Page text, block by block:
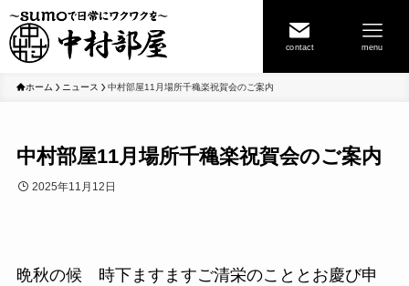
contact menu
ホーム ニュース 中村部屋11月場所千穐楽祝賀会のご案内
中村部屋11月場所千穐楽祝賀会のご案内
2025年11月12日
晩秋の候 時下ますますご清栄のこととお慶び申